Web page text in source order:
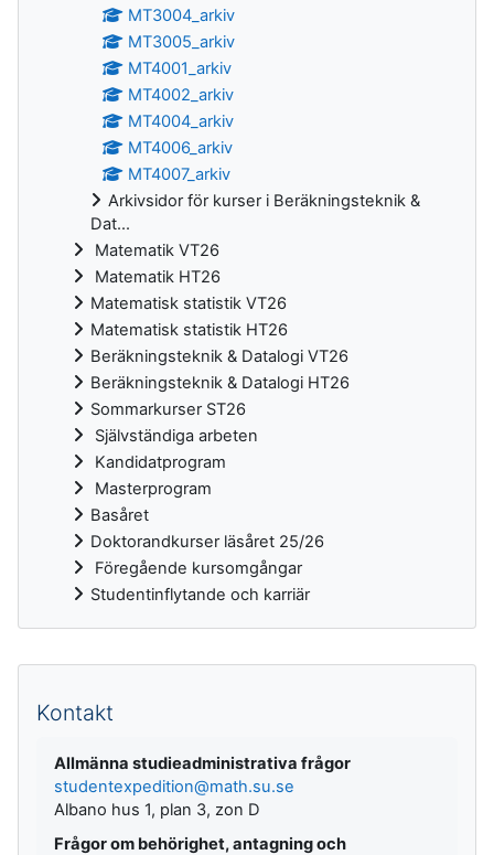
MT3004_arkiv
MT3005_arkiv
MT4001_arkiv
MT4002_arkiv
MT4004_arkiv
MT4006_arkiv
MT4007_arkiv
Arkivsidor för kurser i Beräkningsteknik &
Dat...
Matematik VT26
Matematik HT26
Matematisk statistik VT26
Matematisk statistik HT26
Beräkningsteknik & Datalogi VT26
Beräkningsteknik & Datalogi HT26
Sommarkurser ST26
Självständiga arbeten
Kandidatprogram
Masterprogram
Basåret
Doktorandkurser läsåret 25/26
Föregående kursomgångar
Studentinflytande och karriär
Kompletterande block
Kontakt
Allmänna studieadministrativa frågor
studentexpedition@math.su.se
Albano hus 1, plan 3, zon D
Frågor om behörighet, antagning och